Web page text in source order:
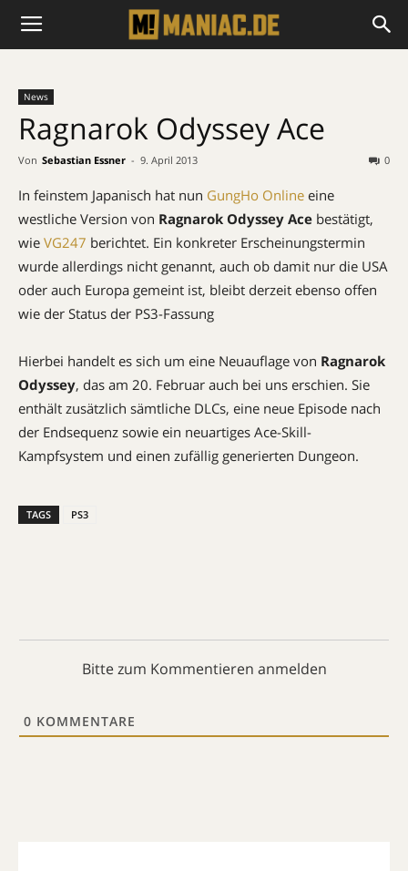
News
Ragnarok Odyssey Ace
Von Sebastian Essner - 9. April 2013 0
In feinstem Japanisch hat nun GungHo Online eine
westliche Version von Ragnarok Odyssey Ace bestätigt,
wie VG247 berichtet. Ein konkreter Erscheinungstermin
wurde allerdings nicht genannt, auch ob damit nur die USA
oder auch Europa gemeint ist, bleibt derzeit ebenso offen
wie der Status der PS3-Fassung
Hierbei handelt es sich um eine Neuauflage von Ragnarok
Odyssey, das am 20. Februar auch bei uns erschien. Sie
enthält zusätzlich sämtliche DLCs, eine neue Episode nach
der Endsequenz sowie ein neuartiges Ace-Skill-
Kampfsystem und einen zufällig generierten Dungeon.
TAGS PS3
Bitte zum Kommentieren anmelden
0 KOMMENTARE